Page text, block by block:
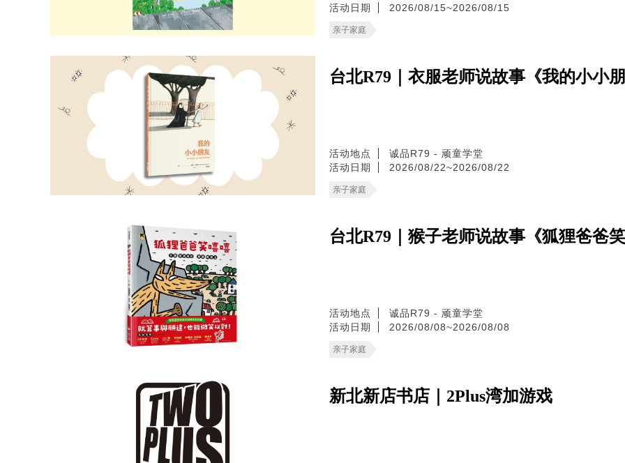
活动日期
2026/08/15~2026/08/15
亲子家庭
台北R79｜衣服老师说故事《我的小小朋
活动地点
诚品R79 - 顽童学堂
活动日期
2026/08/22~2026/08/22
亲子家庭
台北R79｜猴子老师说故事《狐狸爸爸笑
活动地点
诚品R79 - 顽童学堂
活动日期
2026/08/08~2026/08/08
亲子家庭
新北新店书店｜2Plus湾加游戏